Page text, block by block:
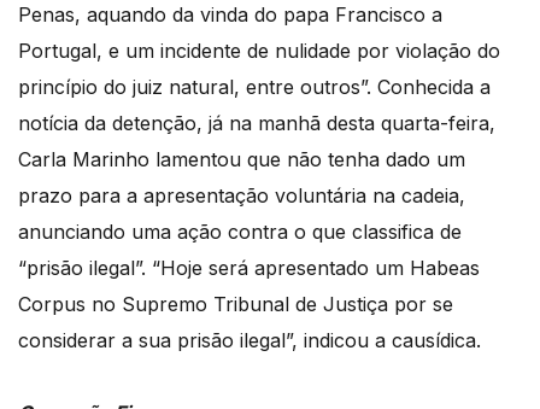
Penas, aquando da vinda do papa Francisco a
Portugal, e um incidente de nulidade por violação do
princípio do juiz natural, entre outros”. Conhecida a
notícia da detenção, já na manhã desta quarta-feira,
Carla Marinho lamentou que não tenha dado um
prazo para a apresentação voluntária na cadeia,
anunciando uma ação contra o que classifica de
“prisão ilegal”. “Hoje será apresentado um Habeas
Corpus no Supremo Tribunal de Justiça por se
considerar a sua prisão ilegal”, indicou a causídica.